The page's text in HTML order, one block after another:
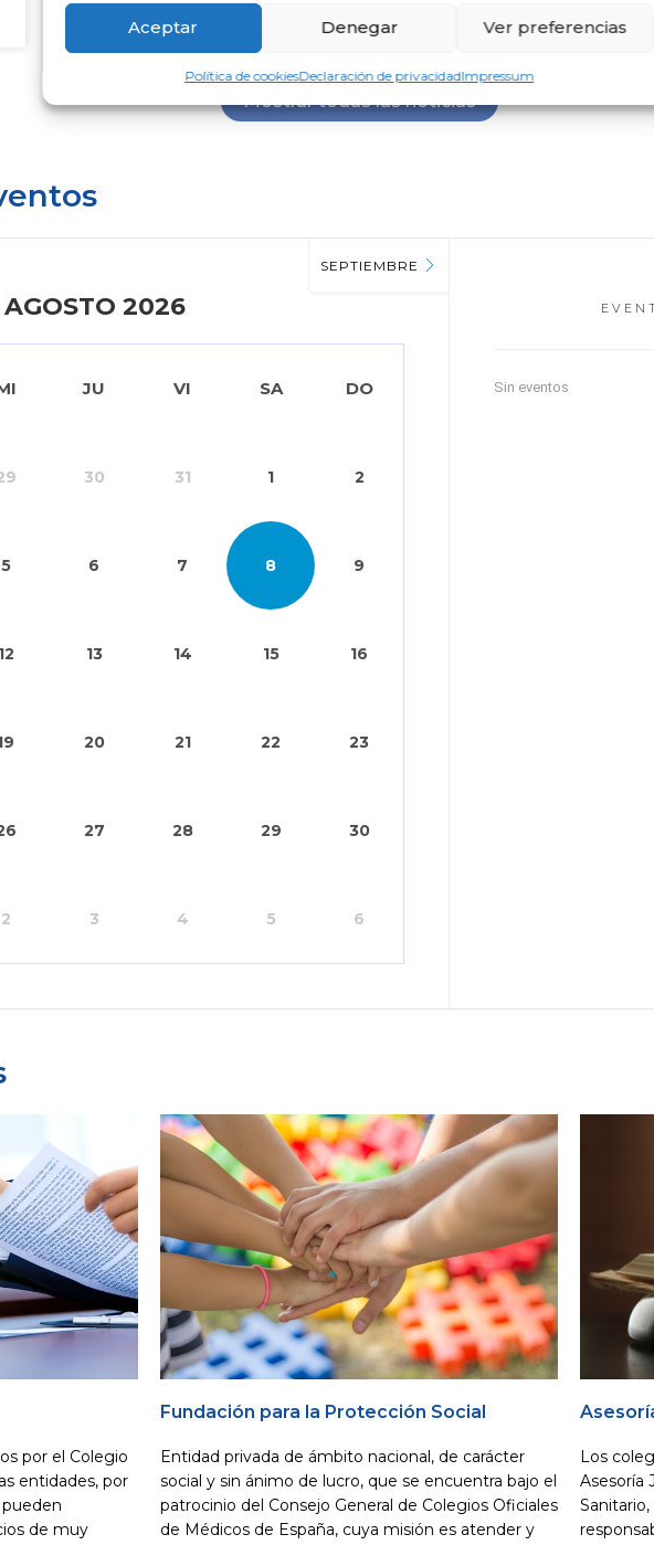
Aceptar Denegar Ver preferencias
Política de cookiesDeclaración de privacidadImpressum
29 de julio de 2026
26 de julio de 2026
Mostrar todas las noticias
AGOSTO 2026
SEPTIEMBRE
JU VI SA DO
30 31 1 2
5 6 7 8 9
12 13 14 15 16
20 21 22 23
27 28 29 30
2 3 4 5 6
Sin eventos
por el Colegio
entidades, por
de muy
Fundación para la Protección Social
Entidad privada de ámbito nacional, de carácter
social y sin ánimo de lucro, que se encuentra bajo el
patrocinio del Consejo General de Colegios Oficiales
de Médicos de España, cuya misión es atender y
Los
Asesoría